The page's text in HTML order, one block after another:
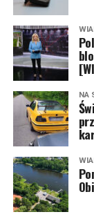
NA